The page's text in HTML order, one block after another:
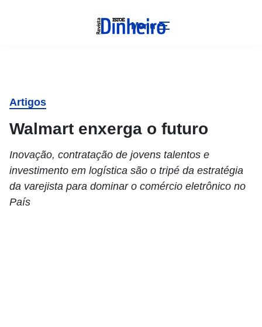
Menu
Artigos
Walmart enxerga o futuro
Inovação, contratação de jovens talentos e
investimento em logística são o tripé da estratégia
da varejista para dominar o comércio eletrônico no
País